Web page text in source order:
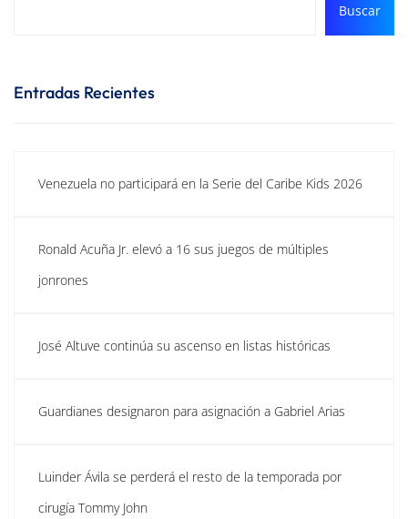
Buscar
Entradas Recientes
Venezuela no participará en la Serie del Caribe Kids 2026
Ronald Acuña Jr. elevó a 16 sus juegos de múltiples
jonrones
José Altuve continúa su ascenso en listas históricas
Guardianes designaron para asignación a Gabriel Arias
Luinder Ávila se perderá el resto de la temporada por
cirugía Tommy John